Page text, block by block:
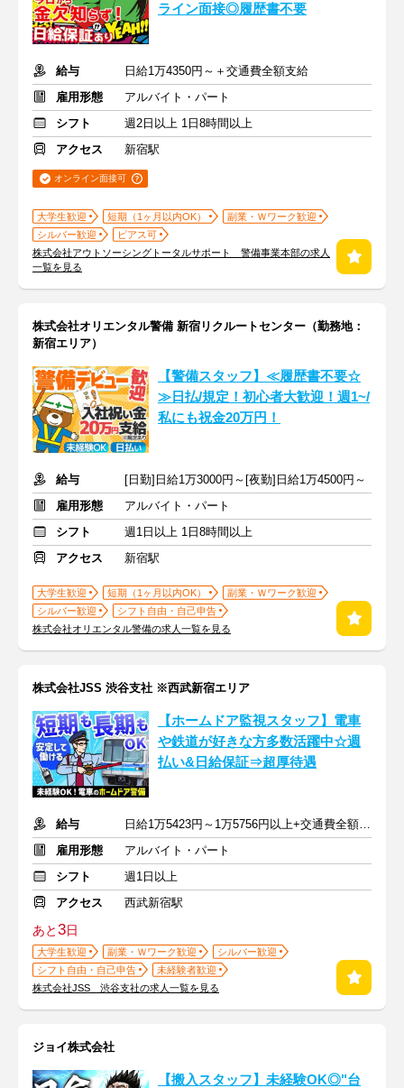
ライン面接◎履歴書不要
給与
日給1万4350円～＋交通費全額支給
雇用形態
アルバイト・パート
シフト
週2日以上 1日8時間以上
アクセス
新宿駅
オンライン面接可
大学生歓迎 短期（1ヶ月以内OK）
副業・Ｗワーク歓迎
シルバー歓迎
ピアス可
株式会社アウトソーシングトータルサポート 警備事業本部の求人
一覧を見る
株式会社オリエンタル警備 新宿リクルートセンター（勤務地：
新宿エリア）
【警備スタッフ】≪履歴書不要☆
≫日払/規定！初心者大歓迎！週1~/
私にも祝金20万円！
給与
[日勤]日給1万3000円～[夜勤]日給1万4500円～
雇用形態
アルバイト・パート
シフト
週1日以上 1日8時間以上
アクセス
新宿駅
大学生歓迎 短期（1ヶ月以内OK）
副業・Ｗワーク歓迎
シルバー歓迎
シフト自由・自己申告
株式会社オリエンタル警備の求人一覧を見る
株式会社JSS 渋谷支社 ※西武新宿エリア
【ホームドア監視スタッフ】電車
や鉄道が好きな方多数活躍中☆週
払い&日給保証⇒超厚待遇
給与
雇用形態
アルバイト・パート
シフト
週1日以上
アクセス
西武新宿駅
あと3日
大学生歓迎 副業・Ｗワーク歓迎
シルバー歓迎
シフト自由・自己申告
未経験者歓迎
株式会社JSS 渋谷支社の求人一覧を見る
ジョイ株式会社
【搬入スタッフ】未経験OK◎"台